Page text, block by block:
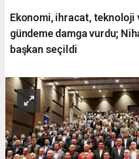
Ekonomi, ihracat, teknoloji
gündeme damga vurdu;
başkan seçildi